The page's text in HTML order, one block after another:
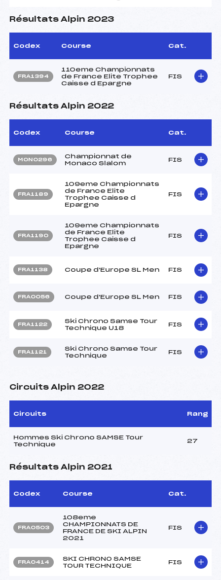
Résultats Alpin 2023
Codex Course Cat.
FRA1394
110eme Championnats
de France Elite Trophee
Caisse d Epargne
FIS
Résultats Alpin 2022
Codex Course Cat.
MON0296
Championnat de
Monaco Slalom
FIS
FRA1189
109eme Championnats
de France Elite
Trophee Caisse d
Epargne
FIS
FRA1190
109eme Championnats
de France Elite
Trophee Caisse d
Epargne
FIS
FRA1138 Coupe d'Europe SL Men FIS
FRA0056 Coupe d'Europe SL Men FIS
FRA1122
Ski Chrono Samse Tour
Technique U18
FIS
FRA1121
Ski Chrono Samse Tour
Technique
FIS
Circuits Alpin 2022
Circuits Rang
Hommes Ski Chrono SAMSE Tour
Technique
27
Résultats Alpin 2021
Codex Course Cat.
FRA0503
108eme
CHAMPIONNATS DE
FRANCE DE SKI ALPIN
2021
FIS
FRA0414
SKI CHRONO SAMSE
TOUR TECHNIQUE
FIS